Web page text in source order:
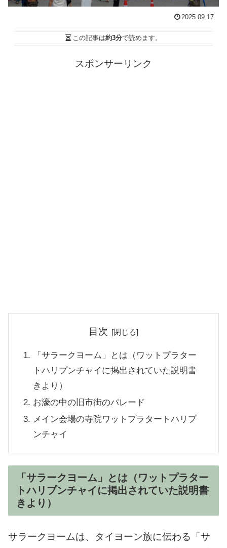
2025.09.17
この記事は約3分で読めます。
スポンサーリンク
目次
「サラークヨーム」とは（ワットプラター
トハリプンチャイに掲出されていた説明書
きより）
お濠の中の旧市街のパレード
メイン会場の寺院ワットプラタートハリプ
ンチャイ
「サラークヨーム」とは（ワットプラター
トハリプンチャイに掲出されていた説明書
きより）
サラークヨームは、タイヨーン族に伝わる「サ